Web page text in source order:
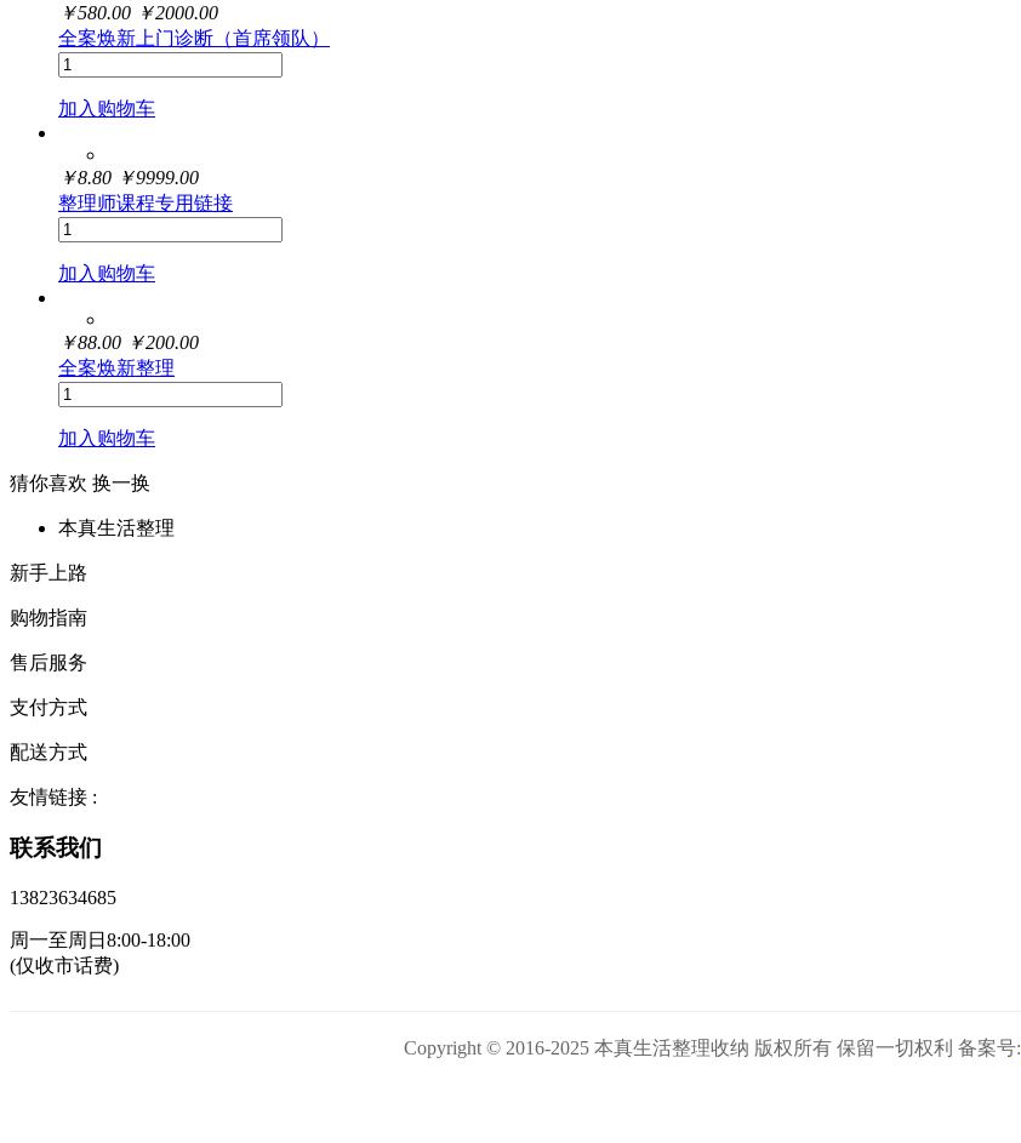
￥580.00 ￥2000.00
全案焕新上门诊断（首席领队）
加入购物车
￥8.80 ￥9999.00
整理师课程专用链接
加入购物车
￥88.00 ￥200.00
全案焕新整理
加入购物车
猜你喜欢 换一换
本真生活整理
新手上路
购物指南
售后服务
支付方式
配送方式
友情链接 :
联系我们
13823634685
周一至周日8:00-18:00
(仅收市话费)
Copyright © 2016-2025 本真生活整理收纳 版权所有 保留一切权利 备案号: